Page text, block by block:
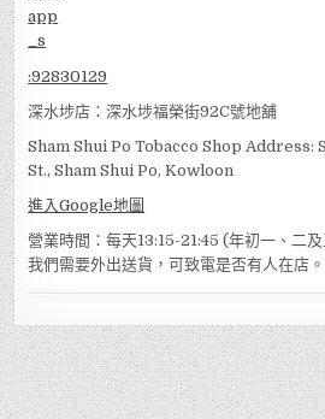
:92830129
深水埗店：深水埗福榮街92C號地舖
Sham Shui Po Tobacco Shop Address:
St., Sham Shui Po, Kowloon
進入Google地圖
營業時間：每天13:15-21:45 (年初一、二
我們需要外出送貨，可致電是否有人在店。